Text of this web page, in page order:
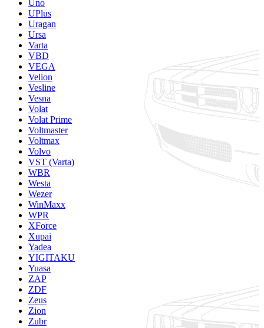
Uno
UPlus
Uragan
Ursa
Varta
VBD
VEGA
Velion
Vesline
Vesna
Volat
Volat Prime
Voltmaster
Voltmax
Volvo
VST (Varta)
WBR
Westa
Wezer
WinMaxx
WPR
XForce
Xupai
Yadea
YIGITAKU
Yuasa
ZAP
ZDF
Zeus
Zion
Zubr